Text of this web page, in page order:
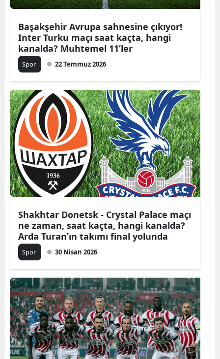
Başakşehir Avrupa sahnesine çıkıyor!
Inter Turku maçı saat kaçta, hangi
kanalda? Muhtemel 11’ler
Spor 22 Temmuz 2026
Shakhtar Donetsk - Crystal Palace maçı
ne zaman, saat kaçta, hangi kanalda?
Arda Turan’ın takımı final yolunda
Spor 30 Nisan 2026